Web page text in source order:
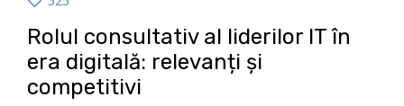
Rolul consultativ al liderilor IT în
era digitală: relevanți și
competitivi